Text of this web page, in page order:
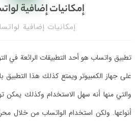
إمكانيات إضافية
إمكانيات إضافية
تطبيق واتساب هو أحد التطبيقات الرائعة في
على جهاز الكمبيوتر ويمتع كذلك هذا التطبيق
والتي منها أنه سهل الاستخدام وكذلك يمكن
أنواعها. ولكن استخدام الواتساب من خلال